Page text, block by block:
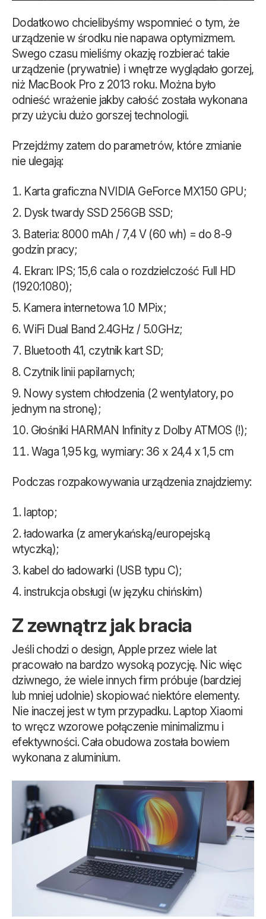
Dodatkowo chcielibyśmy wspomnieć o tym, że
urządzenie w środku nie napawa optymizmem.
Swego czasu mieliśmy okazję rozbierać takie
urządzenie (prywatnie) i wnętrze wyglądało gorzej,
niż MacBook Pro z 2013 roku. Można było
odnieść wrażenie jakby całość została wykonana
przy użyciu dużo gorszej technologii.
Przejdźmy zatem do parametrów, które zmianie
nie ulegają:
Karta graficzna NVIDIA GeForce MX150 GPU;
Dysk twardy SSD 256GB SSD;
Bateria: 8000 mAh / 7,4 V (60 wh) = do 8-9
godzin pracy;
Ekran: IPS; 15,6 cala o rozdzielczość Full HD
(1920:1080);
Kamera internetowa 1.0 MPix;
WiFi Dual Band 2.4GHz / 5.0GHz;
Bluetooth 4.1, czytnik kart SD;
Czytnik linii papilarnych;
Nowy system chłodzenia (2 wentylatory, po
jednym na stronę);
Głośniki HARMAN Infinity z Dolby ATMOS (!);
Waga 1,95 kg, wymiary: 36 x 24,4 x 1,5 cm
Podczas rozpakowywania urządzenia znajdziemy:
laptop;
ładowarka (z amerykańską/europejską
wtyczką);
kabel do ładowarki (USB typu C);
instrukcja obsługi (w języku chińskim)
Z zewnątrz jak bracia
Jeśli chodzi o design, Apple przez wiele lat
pracowało na bardzo wysoką pozycję. Nic więc
dziwnego, że wiele innych firm próbuje (bardziej
lub mniej udolnie) skopiować niektóre elementy.
Nie inaczej jest w tym przypadku. Laptop Xiaomi
to wręcz wzorowe połączenie minimalizmu i
efektywności. Cała obudowa została bowiem
wykonana z aluminium.